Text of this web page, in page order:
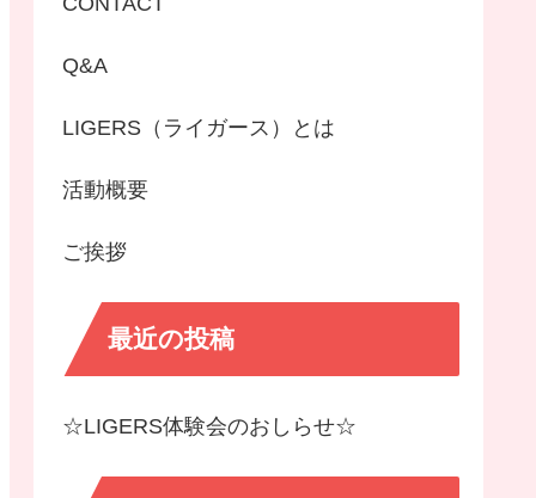
Q&A
LIGERS（ライガース）とは
活動概要
ご挨拶
最近の投稿
☆LIGERS体験会のおしらせ☆